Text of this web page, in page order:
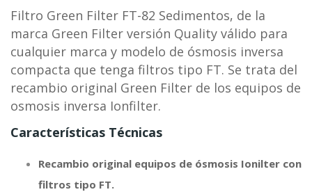
Filtro Green Filter FT-82 Sedimentos, de la
marca Green Filter versión Quality válido para
cualquier marca y modelo de ósmosis inversa
compacta que tenga filtros tipo FT. Se trata del
recambio original Green Filter de los equipos de
osmosis inversa Ionfilter.
Características Técnicas
Recambio original equipos de ósmosis Ionilter con
filtros tipo FT.